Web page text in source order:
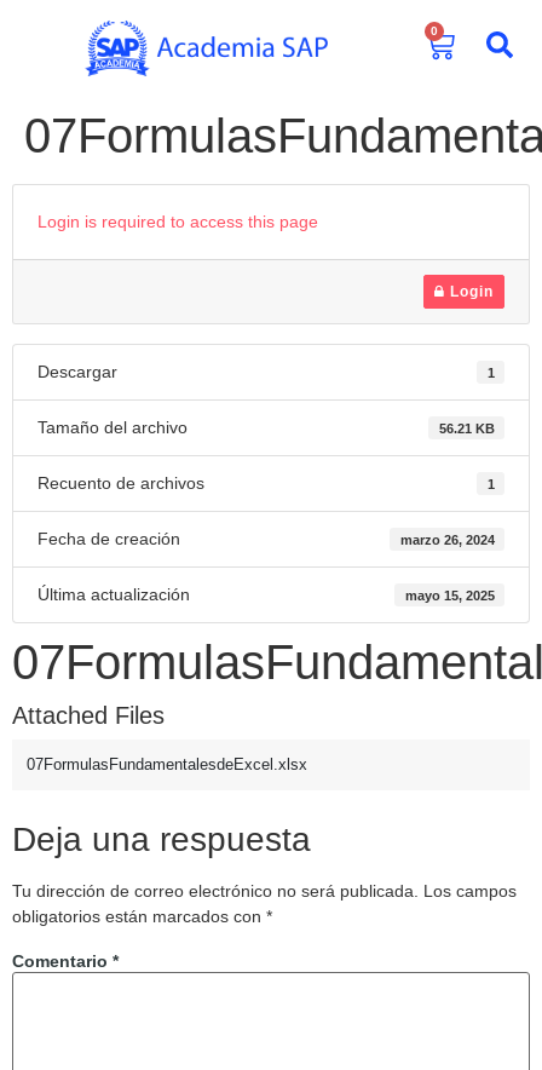
0
Login is required to access this page
Login
Descargar 1
Tamaño del archivo 56.21 KB
Recuento de archivos 1
Fecha de creación marzo 26, 2024
Última actualización mayo 15, 2025
Attached Files
07FormulasFundamentalesdeExcel.xlsx
Deja una respuesta
Tu dirección de correo electrónico no será publicada.
Los campos
obligatorios están marcados con *
Comentario *